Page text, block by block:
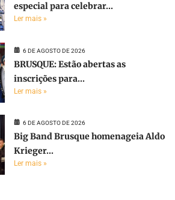
especial para celebrar...
Ler mais »
6 DE AGOSTO DE 2026
BRUSQUE: Estão abertas as
inscrições para...
Ler mais »
6 DE AGOSTO DE 2026
Big Band Brusque homenageia Aldo
Krieger...
Ler mais »